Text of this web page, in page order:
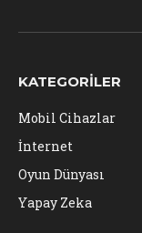
KATEGORILER
Mobil Cihazlar
İnternet
Oyun Dünyası
Yapay Zeka